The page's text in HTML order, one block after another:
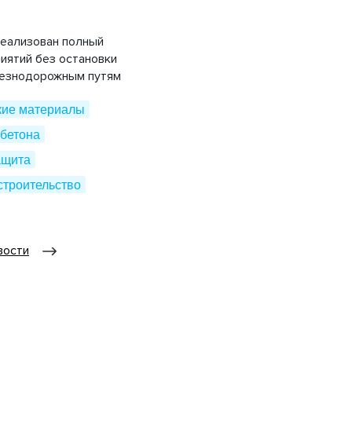
полный
без остановки
путям
материалы